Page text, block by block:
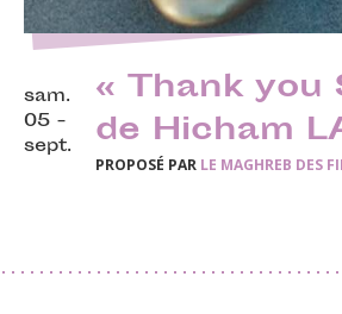
sam.
05 -
sept.
« Thank you
de Hicham
PROPOSÉ PAR LE MAGHREB DES